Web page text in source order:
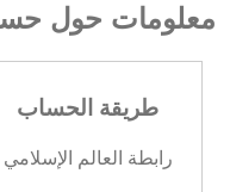
معلومات حول
طريقة الحساب
رابطة العالم الإسلامي